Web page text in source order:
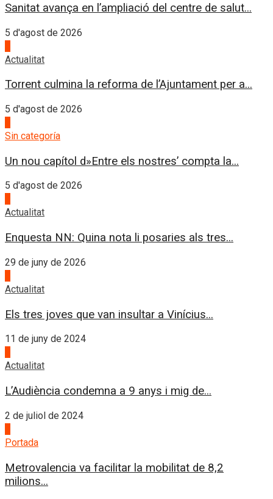
Sanitat avança en l’ampliació del centre de salut...
5 d'agost de 2026
Actualitat
Torrent culmina la reforma de l’Ajuntament per a...
5 d'agost de 2026
Sin categoría
Un nou capítol d»Entre els nostres’ compta la...
5 d'agost de 2026
Actualitat
Enquesta NN: Quina nota li posaries als tres...
29 de juny de 2026
Actualitat
Els tres joves que van insultar a Vinícius...
11 de juny de 2024
Actualitat
L’Audiència condemna a 9 anys i mig de...
2 de juliol de 2024
Portada
Metrovalencia va facilitar la mobilitat de 8,2
milions...